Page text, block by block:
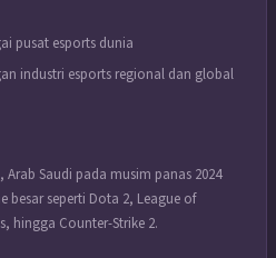
pusat esports dunia
industri esports regional dan global
Saudi pada musim panas 2024
besar seperti Dota 2, League of
hingga Counter-Strike 2.